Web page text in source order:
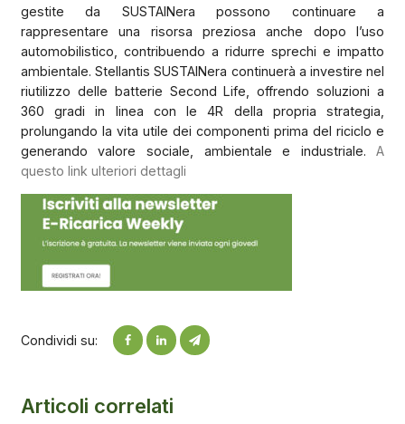
gestite da SUSTAINera possono continuare a
rappresentare una risorsa preziosa anche dopo l’uso
automobilistico, contribuendo a ridurre sprechi e impatto
ambientale. Stellantis SUSTAINera continuerà a investire nel
riutilizzo delle batterie Second Life, offrendo soluzioni a
360 gradi in linea con le 4R della propria strategia,
prolungando la vita utile dei componenti prima del riciclo e
generando valore sociale, ambientale e industriale.A
questo link ulteriori dettagli
Condividi su:
Articoli correlati